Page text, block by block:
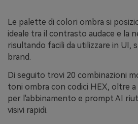
Le palette di colori ombra si
ideale tra il contrasto audace e la
risultando facili da utilizzare in UI,
brand.
Di seguito trovi 20 combinazioni
toni ombra con codici HEX, oltre
per l'abbinamento e prompt AI
visivi rapidi.